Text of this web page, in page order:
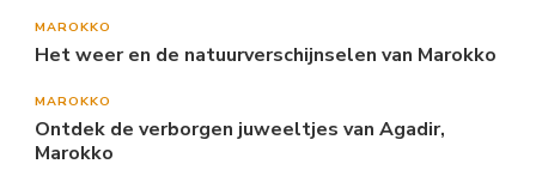
MAROKKO
Het weer en de natuurverschijnselen van Marokko
MAROKKO
Ontdek de verborgen juweeltjes van Agadir,
Marokko